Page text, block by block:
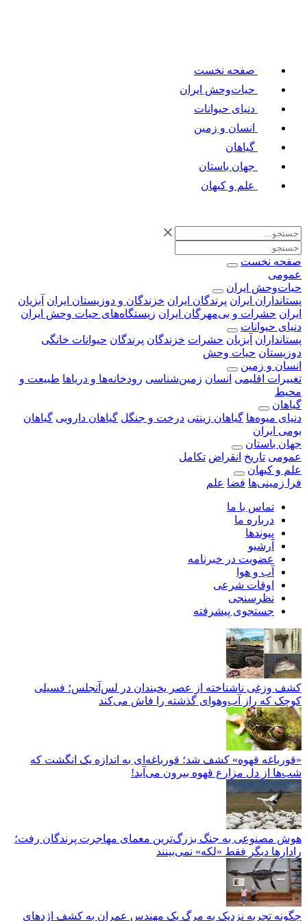
صفحه نخست
حیات‌وحش ایران
دنیای حیوانات
انسان و زمین
گیاهان
جهان باستان
علم و کیهان
صفحه نخست
عمومی
حیات‌وحش ایران
پستانداران ایران پرندگان ایران خزندگان و دوزیستان ایران آبزیان
ایران حشرات و بی‌مهرگان ایران زیستگاه‌های حیات وحش ایران
دنیای حیوانات
پستانداران آبزیان حشرات خزندگان پرندگان حیوانات خانگی
دوزیستان حیات وحش
انسان و زمین
تغییرات اقلیمی انسان زمین‌شناسی رودخانه‎‌ها و دریاها
طبیعت و
محیط
گیاهان
دنیای میوه‌ها گیاهان زینتی درخت و جنگل گیاهان دارویی گیاهان
بومی ایران
جهان باستان
عمومی تاریخ انقراض تکامل
علم و کیهان
فرا زمینی‌ها فضا علم
تماس با ما
درباره ما
پیوندها
آرشیو
عضویت در خبرنامه
آب و هوا
اوقات شرعی
نظرسنجی
جستجوی پیشرفته
کشف وزغی ناشناخته از عصر یخبندان در لس‌آنجلس؛ فسیلی
کوچک که راز آب‌وهوای گذشته را فاش می‌کند
«قورباغه قهوه» کشف شد؛ قورباغه‌ای به اندازه یک انگشت که
شب‌ها از دل مزارع قهوه بیرون می‌آید!
هوش مصنوعی به جنگ بزرگ‌ترین معمای مهاجرت پرندگان رفت؛
رادارها دیگر فقط «لکه» نمی‌بینند
چگونه تجربه نزدیک به مرگ یک مهندس عمران به کشف اژد‌های